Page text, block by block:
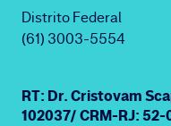
Distrito Federal
(61) 3003-5554
RT: Dr. Cristovam
102037/ CRM-RJ: